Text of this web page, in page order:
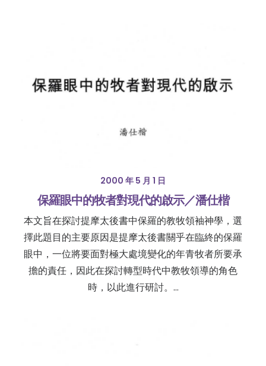
2000 年 5 月 1 日
保羅眼中的牧者對現代的啟示／潘仕楷
本文旨在探討提摩太後書中保羅的教牧領袖神學，選
擇此題目的主要原因是提摩太後書關乎在臨終的保羅
眼中，一位將要面對極大處境變化的年青牧者所要承
擔的責任，因此在探討轉型時代中教牧領導的角色
時，以此進行研討。…